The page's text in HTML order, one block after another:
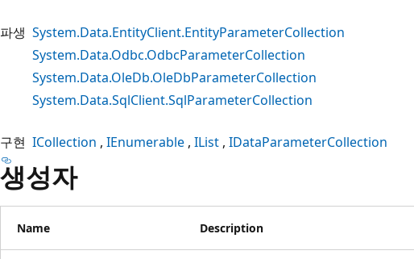
파생 System.Data.EntityClient.EntityParameterCollection
System.Data.Odbc.OdbcParameterCollection
System.Data.OleDb.OleDbParameterCollection
System.Data.SqlClient.SqlParameterCollection
구현 ICollection IEnumerable IList IDataParameterCollection
생성자
Name Description